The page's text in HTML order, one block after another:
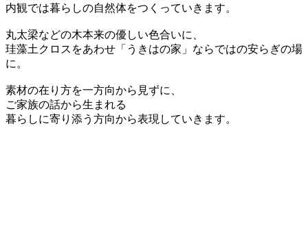
内観では暮らしの自然体をつくっていきます。
丸太梁などの木本来の優しい色合いに、
珪藻土クロスをあわせ「うきはの家」ならではの安らぎの場
に。
素材の在り方を一方向から見ずに、
ご家族の話から生まれる
暮らしに寄り添う方向から表現していきます。